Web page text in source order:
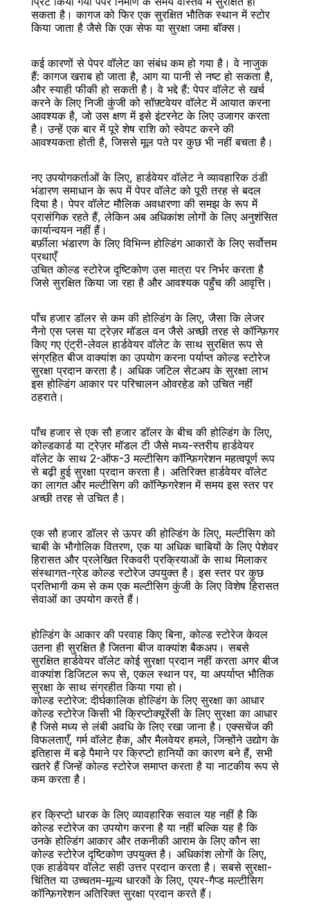
सकता है। कागज को फिर एक सुरक्षित भौतिक स्थान में स्टोर
किया जाता है जैसे कि एक सेफ या सुरक्षा जमा बॉक्स।
कई कारणों से पेपर वॉलेट का संबंध कम हो गया है। वे नाजुक
हैं: कागज खराब हो जाता है, आग या पानी से नष्ट हो सकता है,
और स्याही फीकी हो सकती है। वे भद्दे हैं: पेपर वॉलेट से खर्च
करने के लिए निजी कुंजी को सॉफ़्टवेयर वॉलेट में आयात करना
आवश्यक है, जो उस क्षण में इसे इंटरनेट के लिए उजागर करता
है। उन्हें एक बार में पूरे शेष राशि को स्वेपट करने की
आवश्यकता होती है, जिससे मूल पते पर कुछ भी नहीं बचता है।
नए उपयोगकर्ताओं के लिए, हार्डवेयर वॉलेट ने व्यावहारिक ठंडी
भंडारण समाधान के रूप में पेपर वॉलेट को पूरी तरह से बदल
दिया है। पेपर वॉलेट मौलिक अवधारणा की समझ के रूप में
प्रासंगिक रहते हैं, लेकिन अब अधिकांश लोगों के लिए अनुशंसित
कार्यान्वयन नहीं हैं।
बर्फ़ीला भंडारण के लिए विभिन्न होल्डिंग आकारों के लिए सर्वोत्तम
प्रथाएँ
उचित कोल्ड स्टोरेज दृष्टिकोण उस मात्रा पर निर्भर करता है
जिसे सुरक्षित किया जा रहा है और आवश्यक पहुँच की आवृत्ति।
पाँच हजार डॉलर से कम की होल्डिंग के लिए, जैसा कि लेजर
नैनो एस प्लस या ट्रेज़र मॉडल वन जैसे अच्छी तरह से कॉन्फ़िगर
किए गए एंट्री-लेवल हार्डवेयर वॉलेट के साथ सुरक्षित रूप से
संग्रहित बीज वाक्यांश का उपयोग करना पर्याप्त कोल्ड स्टोरेज
सुरक्षा प्रदान करता है। अधिक जटिल सेटअप के सुरक्षा लाभ
इस होल्डिंग आकार पर परिचालन ओवरहेड को उचित नहीं
ठहराते।
पाँच हजार से एक सौ हजार डॉलर के बीच की होल्डिंग के लिए,
कोल्डकार्ड या ट्रेज़र मॉडल टी जैसे मध्य-स्तरीय हार्डवेयर
वॉलेट के साथ 2-ऑफ-3 मल्टीसिग कॉन्फ़िगरेशन महत्वपूर्ण रूप
से बढ़ी हुई सुरक्षा प्रदान करता है। अतिरिक्त हार्डवेयर वॉलेट
का लागत और मल्टीसिग की कॉन्फ़िगरेशन में समय इस स्तर पर
अच्छी तरह से उचित है।
एक सौ हजार डॉलर से ऊपर की होल्डिंग के लिए, मल्टीसिग को
चाबी के भौगोलिक वितरण, एक या अधिक चाबियों के लिए पेशेवर
हिरासत और प्रलेखित रिकवरी प्रक्रियाओं के साथ मिलाकर
संस्थागत-ग्रेड कोल्ड स्टोरेज उपयुक्त है। इस स्तर पर कुछ
प्रतिभागी कम से कम एक मल्टीसिग कुंजी के लिए विशेष हिरासत
सेवाओं का उपयोग करते हैं।
होल्डिंग के आकार की परवाह किए बिना, कोल्ड स्टोरेज केवल
उतना ही सुरक्षित है जितना बीज वाक्यांश बैकअप। सबसे
सुरक्षित हार्डवेयर वॉलेट कोई सुरक्षा प्रदान नहीं करता अगर बीज
वाक्यांश डिजिटल रूप से, एकल स्थान पर, या अपर्याप्त भौतिक
सुरक्षा के साथ संग्रहीत किया गया हो।
कोल्ड स्टोरेज: दीर्घकालिक होल्डिंग के लिए सुरक्षा का आधार
कोल्ड स्टोरेज किसी भी क्रिप्टोक्यूरेंसी के लिए सुरक्षा का आधार
है जिसे मध्य से लंबी अवधि के लिए रखा जाना है। एक्सचेंज की
विफलताएँ, गर्म वॉलेट हैक, और मैलवेयर हमले, जिन्होंने उद्योग के
इतिहास में बड़े पैमाने पर क्रिप्टो हानियों का कारण बने हैं, सभी
खतरे हैं जिन्हें कोल्ड स्टोरेज समाप्त करता है या नाटकीय रूप से
कम करता है।
हर क्रिप्टो धारक के लिए व्यावहारिक सवाल यह नहीं है कि
कोल्ड स्टोरेज का उपयोग करना है या नहीं बल्कि यह है कि
उनके होल्डिंग आकार और तकनीकी आराम के लिए कौन सा
कोल्ड स्टोरेज दृष्टिकोण उपयुक्त है। अधिकांश लोगों के लिए,
एक हार्डवेयर वॉलेट सही उत्तर प्रदान करता है। सबसे सुरक्षा-
चिंतित या उच्चतम-मूल्य धारकों के लिए, एयर-गैप्ड मल्टीसिग
कॉन्फ़िगरेशन अतिरिक्त सुरक्षा प्रदान करते हैं।